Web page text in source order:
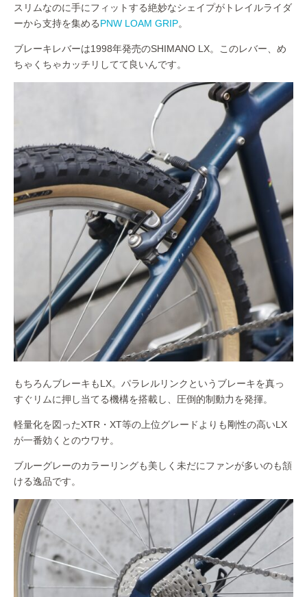
スリムなのに手にフィットする絶妙なシェイプがトレイルライダ
ーから支持を集めるPNW LOAM GRIP。
ブレーキレバーは1998年発売のSHIMANO LX。このレバー、め
ちゃくちゃカッチリしてて良いんです。
もちろんブレーキもLX。パラレルリンクというブレーキを真っ
すぐリムに押し当てる機構を搭載し、圧倒的制動力を発揮。
軽量化を図ったXTR・XT等の上位グレードよりも剛性の高いLX
が一番効くとのウワサ。
ブルーグレーのカラーリングも美しく未だにファンが多いのも頷
ける逸品です。